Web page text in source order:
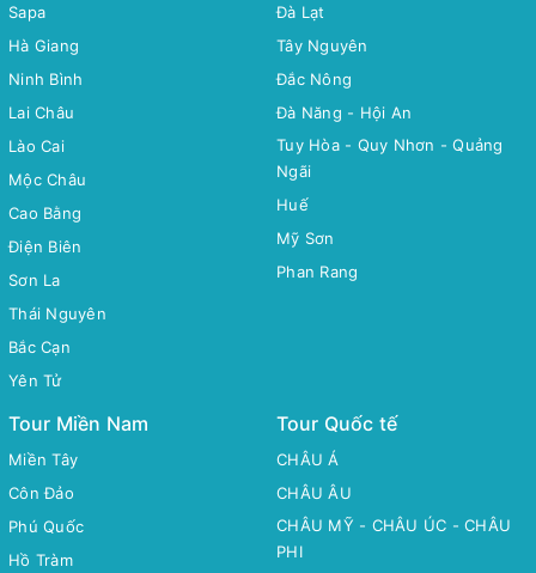
Sapa
Hà Giang
Ninh Bình
Lai Châu
Lào Cai
Mộc Châu
Cao Bằng
Điện Biên
Sơn La
Thái Nguyên
Bắc Cạn
Yên Tử
Đà Lạt
Tây Nguyên
Đắc Nông
Đà Năng - Hội An
Tuy Hòa - Quy Nhơn - Quảng
Ngãi
Huế
Mỹ Sơn
Phan Rang
Tour Miền Nam
Miền Tây
Côn Đảo
Phú Quốc
Hồ Tràm
Tour Quốc tế
CHÂU Á
CHÂU ÂU
CHÂU MỸ - CHÂU ÚC - CHÂU
PHI